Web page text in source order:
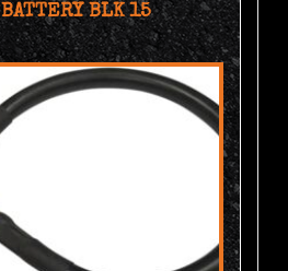
BLK 15